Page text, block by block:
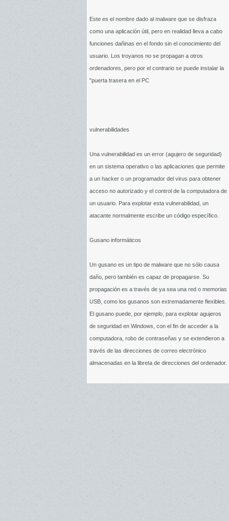
Este es el nombre dado al malware que se disfraza
como una aplicación útil, pero en realidad lleva a cabo
funciones dañinas en el fondo sin el conocimiento del
usuario. Los troyanos no se propagan a otros
ordenadores, pero por el contrario se puede instalar la
"puerta trasera en el PC
vulnerabilidades
Una vulnerabilidad es un error (agujero de seguridad)
en un sistema operativo o las aplicaciones que permite
a un hacker o un programador del virus para obtener
acceso no autorizado y el control de la computadora de
un usuario. Para explotar esta vulnerabilidad, un
atacante normalmente escribe un código específico.
Gusano informáticos
Un gusano es un tipo de malware que no sólo causa
daño, pero también es capaz de propagarse. Su
propagación es a través de ya sea una red o memorias
USB, como los gusanos son extremadamente flexibles.
El gusano puede, por ejemplo, para explotar agujeros
de seguridad en Windows, con el fin de acceder a la
computadora, robo de contraseñas y se extendieron a
través de las direcciones de correo electrónico
almacenadas en la libreta de direcciones del ordenador.